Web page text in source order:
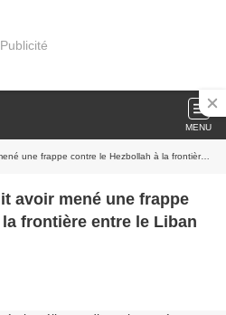
Publicité
MENU
contre le Hezbollah à la frontière entre le Liban et la Syrie (AFP)
avoir mené une frappe
frontière entre le Liban